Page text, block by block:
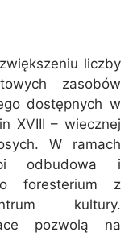
liczby
zasobów
dostępnych w
XVIII – wiecznej
W ramach
odbudowa i
foresterium z
kultury.
pozwolą na